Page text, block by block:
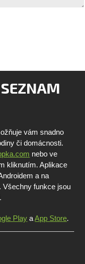
vám snadno
či domácnosti.
nebo ve
kliknutím. Aplikace
a na
Všechny funkce jsou
Play aApp Store.